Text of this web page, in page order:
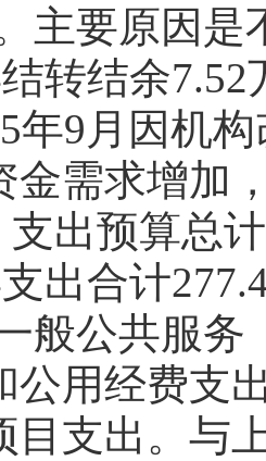
主要原因是
转结余
年9月因机
金需求增加
支出预算总
出合计
一般公共服
公用经费支
目支出。与